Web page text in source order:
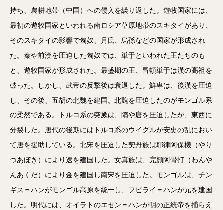
持ち、農耕地帯（中国）への侵入を繰り返した。遊牧国家には、
最初の遊牧国家といわれる南ロシア草原地帯のスキタイがあり、
そのスキタイの影響で匈奴、月氏、烏孫などの国家が形成され
た。秦や前漢を圧迫した匈奴では、単于といわれた王たちのも
と、遊牧国家が形成された。最盛期の王、冒頓単于は漢の高祖を
破った。しかし、武帝の反撃後は衰退した。鮮卑は、後漢を圧迫
し、その後、五胡の北魏を建国。北魏を圧迫したのがモンゴル系
の柔然である。トルコ系の突厥は、隋や唐を圧迫したが、東西に
分裂した。唐代の後期にはトルコ系のウイグルが安史の乱におい
て唐を援助している。北宋を圧迫した契丹族は耶律阿保機（やり
つあぼき）により遼を建国した。女真族は、完顔阿骨打（わんや
んあくだ）により金を建国し南宋を圧迫した。モンゴルは、チン
ギス＝ハンがモンゴル高原を統一し、フビライ＝ハンが元を建国
した。明代には、オイラトのエセン＝ハンが明の正統帝を捕らえ